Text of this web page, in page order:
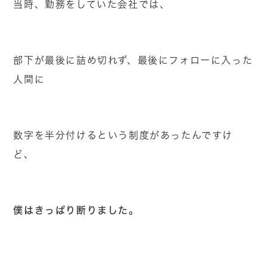
当時、勤務をしていた会社では、
部下が最後に詰め切れず、最後にフォローに入った
人間に
数字を半分付けるという制度があったんですけ
ど、
僕はきっぱり断りました。